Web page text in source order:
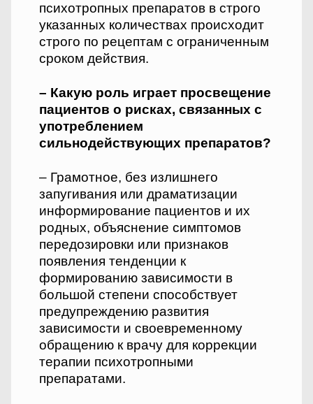
психотропных препаратов в строго
указанных количествах происходит
строго по рецептам с ограниченным
сроком действия.
– Какую роль играет прос­вещение
пациентов о рисках, связанных с
употреблением
сильнодействующих препаратов?
– Грамотное, без излишнего
запугивания или драматизации
информирование пациентов и их
родных, объяснение симптомов
передозировки или признаков
появления тенденции к
формированию зависимости в
большой степени способствует
предупреждению развития
зависимости и своевременному
обращению к врачу для коррекции
терапии психотропными
препаратами.